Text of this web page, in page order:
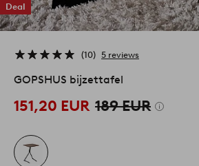
Deal
10 5 reviews
GOPSHUS bijzettafel
151,20 EUR 189 EUR